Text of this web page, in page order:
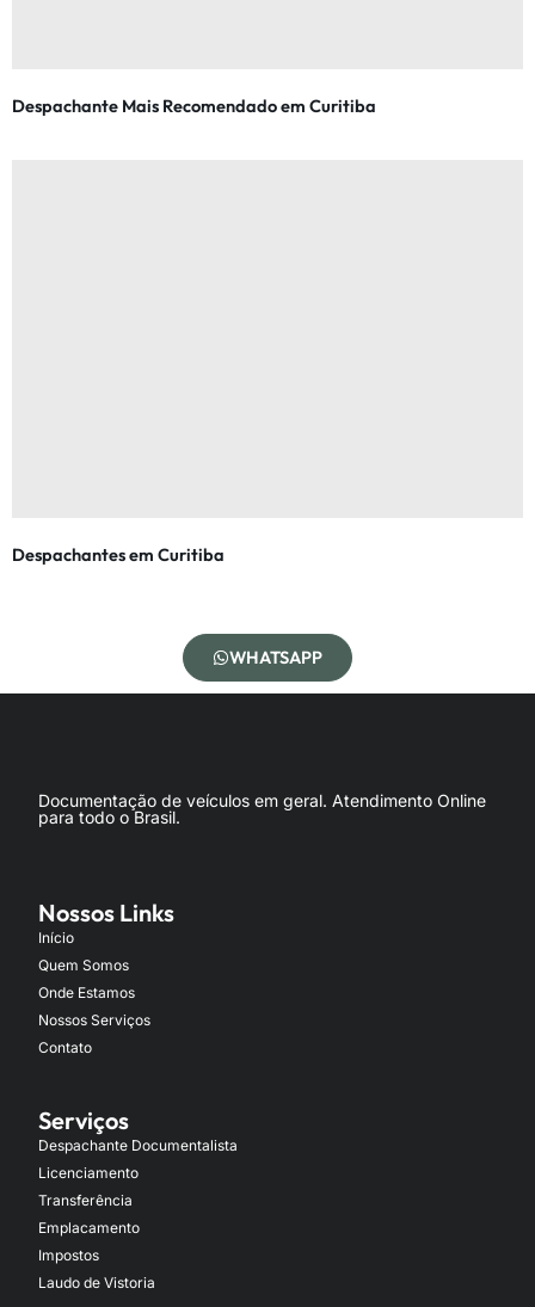
Despachante Mais Recomendado em Curitiba
Despachantes em Curitiba
WHATSAPP
Documentação de veículos em geral. Atendimento Online
para todo o Brasil.
Nossos Links
Início
Quem Somos
Onde Estamos
Nossos Serviços
Contato
Serviços
Despachante Documentalista
Licenciamento
Transferência
Emplacamento
Impostos
Laudo de Vistoria